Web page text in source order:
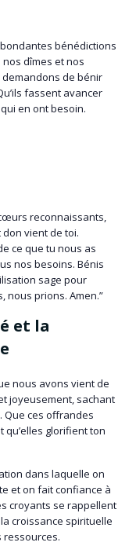
bénédictions
dîmes et nos
de bénir
fassent avancer
en ont besoin.
reconnaissants,
vient de toi.
ce que tu nous as
nos besoins. Bénis
sage pour
nous prions. Amen.”
et la
nous avons vient de
joyeusement, sachant
Que ces offrandes
glorifient ton
dans laquelle on
et on fait confiance à
croyants se rappellent
croissance spirituelle
ressources.